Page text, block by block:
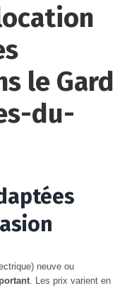
le Gard
du-
neuve ou
. Les prix varient en